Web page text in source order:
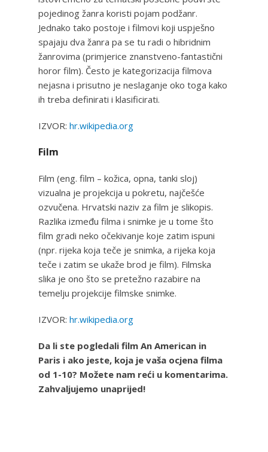
pojedinog žanra koristi pojam podžanr.
Jednako tako postoje i filmovi koji uspješno
spajaju dva žanra pa se tu radi o hibridnim
žanrovima (primjerice znanstveno-fantastični
horor film). Često je kategorizacija filmova
nejasna i prisutno je neslaganje oko toga kako
ih treba definirati i klasificirati.
IZVOR: hr.wikipedia.org
Film
Film (eng. film – kožica, opna, tanki sloj)
vizualna je projekcija u pokretu, najčešće
ozvučena. Hrvatski naziv za film je slikopis.
Razlika između filma i snimke je u tome što
film gradi neko očekivanje koje zatim ispuni
(npr. rijeka koja teče je snimka, a rijeka koja
teče i zatim se ukaže brod je film). Filmska
slika je ono što se pretežno razabire na
temelju projekcije filmske snimke.
IZVOR: hr.wikipedia.org
Da li ste pogledali film An American in
Paris i ako jeste, koja je vaša ocjena filma
od 1-10? Možete nam reći u komentarima.
Zahvaljujemo unaprijed!